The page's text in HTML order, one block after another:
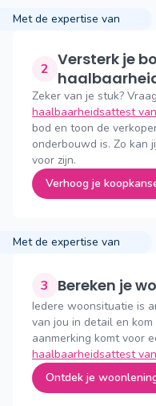
Met de expertise van
2 Versterk je bod met een
Zeker van je stuk?
haalbaarheidsattest
bod en toon de
onderbouwd is. Zo kan
voor zijn.
Verhoog je
Met de expertise van
3 Bereken je
Iedere woonsituatie is
van jou in detail en
aanmerking komt voor
haalbaarheidsattest
Ontdek je